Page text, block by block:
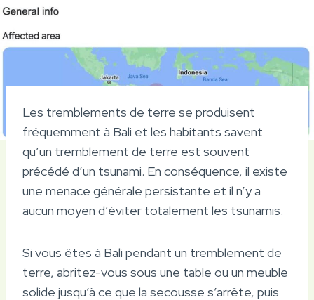
Les tremblements de terre se produisent
fréquemment à Bali et les habitants savent
qu’un tremblement de terre est souvent
précédé d’un tsunami. En conséquence, il existe
une menace générale persistante et il n’y a
aucun moyen d’éviter totalement les tsunamis.
Si vous êtes à Bali pendant un tremblement de
terre, abritez-vous sous une table ou un meuble
solide jusqu’à ce que la secousse s’arrête, puis